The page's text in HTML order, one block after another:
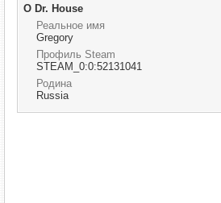
О Dr. House
Реальное имя
Gregory
Профиль Steam
STEAM_0:0:52131041
Родина
Russia